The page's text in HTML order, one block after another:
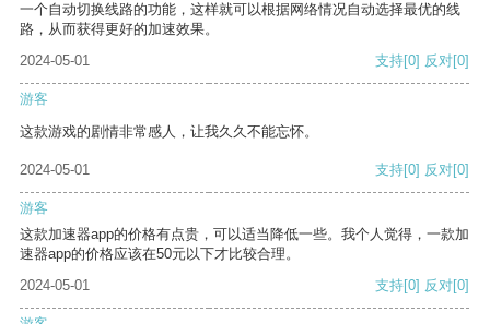
一个自动切换线路的功能，这样就可以根据网络情况自动选择最优的线
路，从而获得更好的加速效果。
2024-05-01
支持[0] 反对[0]
游客
这款游戏的剧情非常感人，让我久久不能忘怀。
2024-05-01 支持[0] 反对[0]
游客
这款加速器app的价格有点贵，可以适当降低一些。我个人觉得，一款加
速器app的价格应该在50元以下才比较合理。
2024-05-01
支持[0] 反对[0]